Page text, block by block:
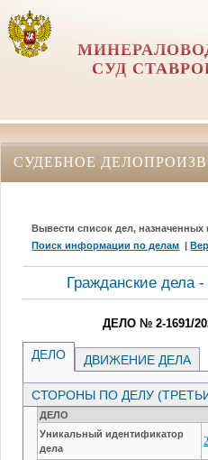
СУД
СУДЕБНОЕ
Вывести список дел, назначенных
Поиск информации по делам |
Гражданские дела
ДЕЛО № 2-1691/
ДЕЛО ДВИЖЕНИЕ ДЕЛА
СТОРОНЫ ПО ДЕЛУ
ДЕЛО
Уникальный идентификатор
дела